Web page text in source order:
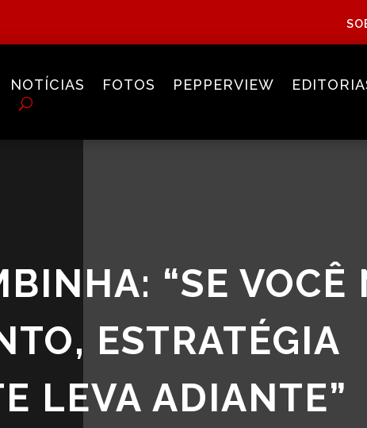
NOTÍCIAS FOTOS PEPPERVIEW
“SE VOCÊ
ESTRATÉGIA
LEVA ADIANTE”